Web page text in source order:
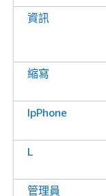
資訊
縮寫
IpPhone
L
管理員